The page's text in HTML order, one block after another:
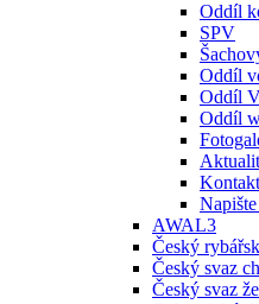
Oddíl
SPV
Oddíl
Oddíl
Oddíl
Kontakt
AWAL3
Český
Český svaz
Český svaz